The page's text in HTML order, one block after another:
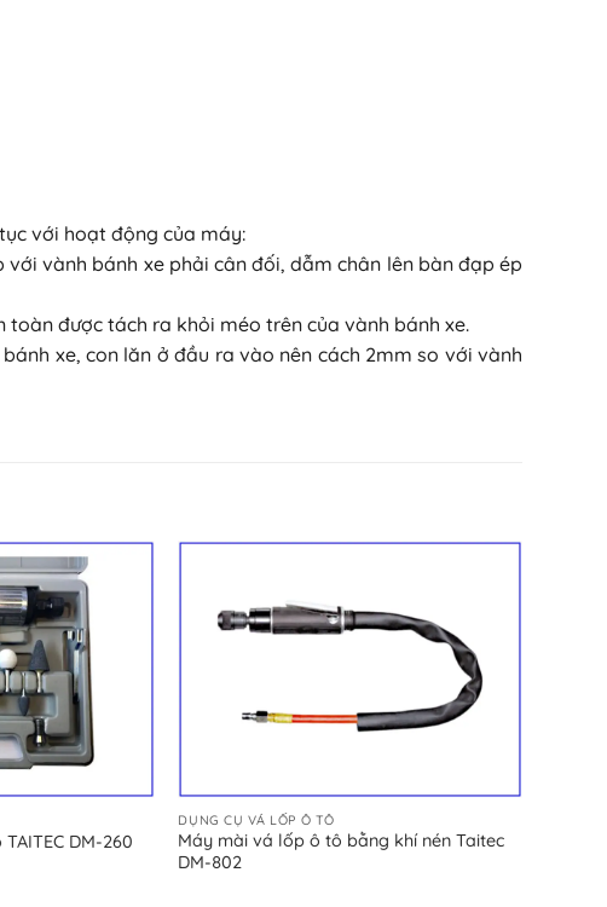
với hoạt động của máy:
vành bánh xe phải cân đối, dẫm chân lên bàn đạp ép
được tách ra khỏi méo trên của vành bánh xe.
xe, con lăn ở đầu ra vào nên cách 2mm so với vành
DM-260
DỤNG CỤ VÁ LỐP Ô TÔ
Máy mài vá lốp ô tô bằng khí nén Taitec
DM-802